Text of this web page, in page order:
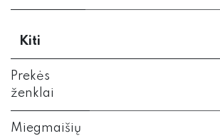
Kiti
Prekės
ženklai
Miegmaišių